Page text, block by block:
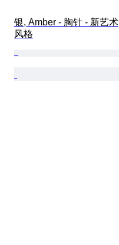
银, Amber - 胸针 - 新艺术
风格